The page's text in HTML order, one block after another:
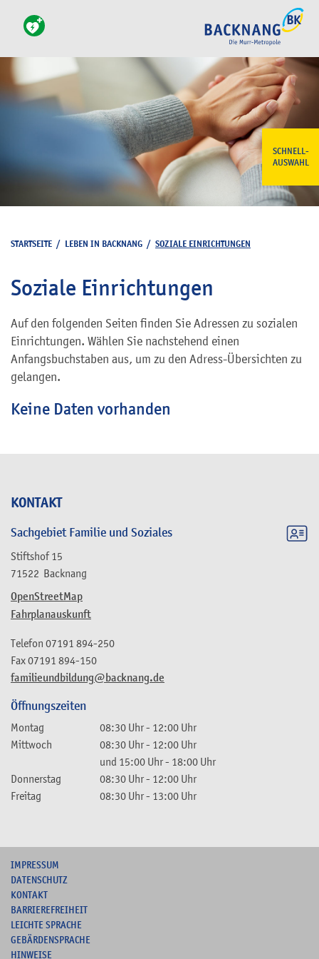
SCHNELL-
AUSWAHL
KONTAKT
Sachgebiet Familie und Soziales
Stiftshof 15
71522 Backnang
OpenStreetMap
Fahrplanauskunft
familieundbildung@backnang.de
Telefon 07191 894-250
Fax07191 894-150
Öffnungszeiten
Montag 08:30 Uhr- 12:00 Uhr
Mittwoch
08:30 Uhr- 12:00 Uhr
und 15:00 Uhr- 18:00 Uhr
Donnerstag
08:30 Uhr- 12:00 Uhr
Freitag
08:30 Uhr- 13:00 Uhr
STARTSEITE / LEBEN IN BACKNANG / SOZIALE EINRICHTUNGEN
Soziale Einrichtungen
Auf den folgenden Seiten finden Sie Adressen zu sozialen
Einrichtungen. Wählen Sie nachstehend einen
Anfangsbuchstaben aus, um zu den Adress-Übersichten zu
gelangen.
Keine Daten vorhanden
IMPRESSUM
DATENSCHUTZ
KONTAKT
BARRIEREFREIHEIT
LEICHTE SPRACHE
GEBÄRDENSPRACHE
HINWEISE